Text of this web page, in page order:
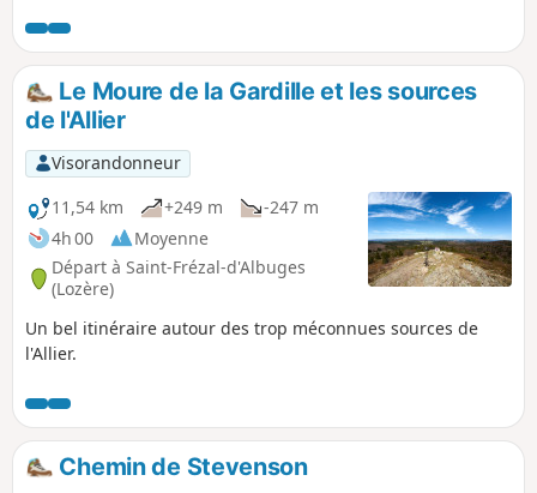
tunnel d'Albespeyres, long de plus de
1500 m. Retour par le chemin de la
Régordane et le golf de la Garde Guérin.
Le Moure de la Gardille et les sources
de l'Allier
Visorandonneur
11,54 km
+249 m
-247 m
4h 00
Moyenne
Départ à Saint-Frézal-d'Albuges
(Lozère)
Un bel itinéraire autour des trop méconnues sources de
l'Allier.
Chemin de Stevenson